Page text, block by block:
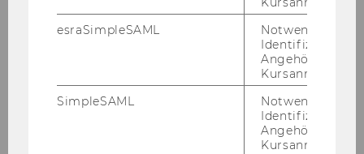
Internationale Konferenzen
Recent and Pending Cases at the Court of
Justice of the European Union on Direct
esraSimpleSAML
Notwendig zur
Identifizierung
Angehörige/r für
Kursanmeldung.
SimpleSAML
Notwendig zur
Identifizierung
Angehörige/r für
Kursanmeldung.